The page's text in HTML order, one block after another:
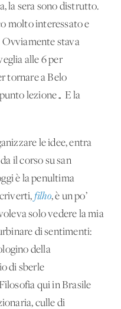
la sera sono distrutto.
molto interessato e
Ovviamente stava
alle 6 per
tornare a Belo
lezione… E la
le idee, entra
il corso su san
è la penultima
filho, è un po’
solo vedere la mia
di sentimenti:
della
di sberle
qui in Brasile
culle di